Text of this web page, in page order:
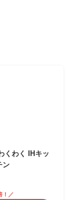
くわく IHキッ
ン
！／